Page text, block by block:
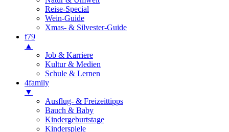
Reise-Special
Wein-Guide
Xmas- & Silvester-Guide
f79
▲
Job & Karriere
Kultur & Medien
Schule & Lernen
4family
▼
Ausflug- & Freizeittipps
Bauch & Baby
Kindergeburtstage
Kinderspiele